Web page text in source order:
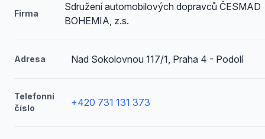
Firma
Sdružení automobilových dopravců ČESMAD
BOHEMIA, z.s.
Adresa Nad Sokolovnou 117/1, Praha 4 - Podolí
Telefonní
číslo
+420 731 131 373